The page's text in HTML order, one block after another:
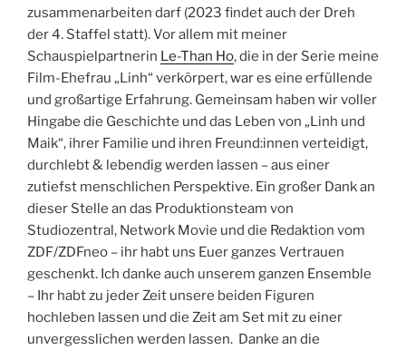
zusammenarbeiten darf (2023 findet auch der Dreh
der 4. Staffel statt). Vor allem mit meiner
Schauspielpartnerin Le-Than Ho, die in der Serie meine
Film-Ehefrau „Linh“ verkörpert, war es eine erfüllende
und großartige Erfahrung. Gemeinsam haben wir voller
Hingabe die Geschichte und das Leben von „Linh und
Maik“, ihrer Familie und ihren Freund:innen verteidigt,
durchlebt & lebendig werden lassen – aus einer
zutiefst menschlichen Perspektive. Ein großer Dank an
dieser Stelle an das Produktionsteam von
Studiozentral, Network Movie und die Redaktion vom
ZDF/ZDFneo – ihr habt uns Euer ganzes Vertrauen
geschenkt. Ich danke auch unserem ganzen Ensemble
– Ihr habt zu jeder Zeit unsere beiden Figuren
hochleben lassen und die Zeit am Set mit zu einer
unvergesslichen werden lassen. Danke an die